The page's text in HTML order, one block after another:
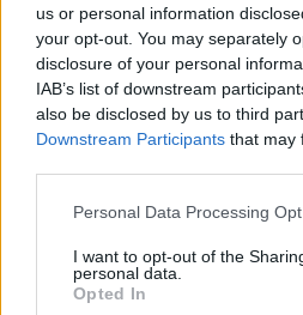
us or personal information
your opt-out. You may separately
disclosure of your personal
IAB’s list of downstream
also be disclosed by us to third
Downstream Participants that may
Personal Data Processing
I want to opt-out of the
personal data.
Opted In